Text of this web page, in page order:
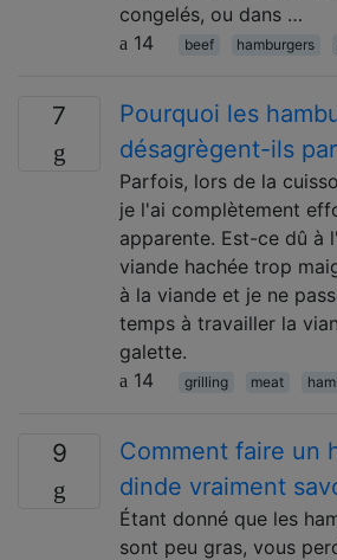
congelés, ou dans …
14
beef hamburgers
7
Pourquoi les
désagrègent-ils
Parfois, lors de la
je l'ai complètement
apparente. Est-ce dû à
viande hachée trop
à la viande et je ne
temps à travailler la
galette.
14
grilling meat
9
Comment faire un
dinde vraiment
Étant donné que les
sont peu gras, vous